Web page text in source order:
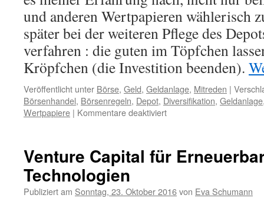
und anderen Wertpapieren wählerisch
später bei der weiteren Pflege des
verfahren : die guten im Töpfchen
Kröpfchen (die Investition beenden).
Veröffentlicht unter Börse, Geld, Geldanlage, Mitreden |
Börsenhandel, Börsenregeln, Depot, Diversifikation, Geldanlage
Wertpapiere | Kommentare deaktiviert
Venture Capital für
Technologien
Publiziert am Sonntag, 23. Oktober 2016von Eva Schumann